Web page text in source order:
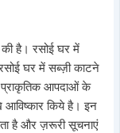
की है। रसोई घर में
घर में सब्ज़ी काटने
प्राकृतिक आपदाओं के
किये है। इन
है और ज़रूरी सूचनाएं